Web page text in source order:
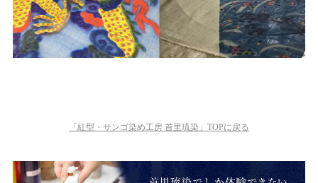
「紅型・サンゴ染め工房 首里琉染」TOPに戻る